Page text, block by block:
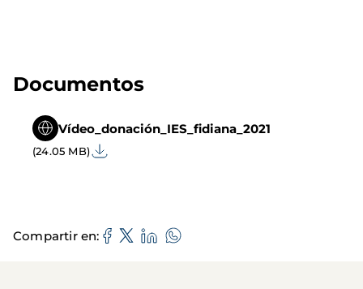
Documentos
Vídeo_donación_IES_fidiana_2021
(24.05 MB)
Compartir en